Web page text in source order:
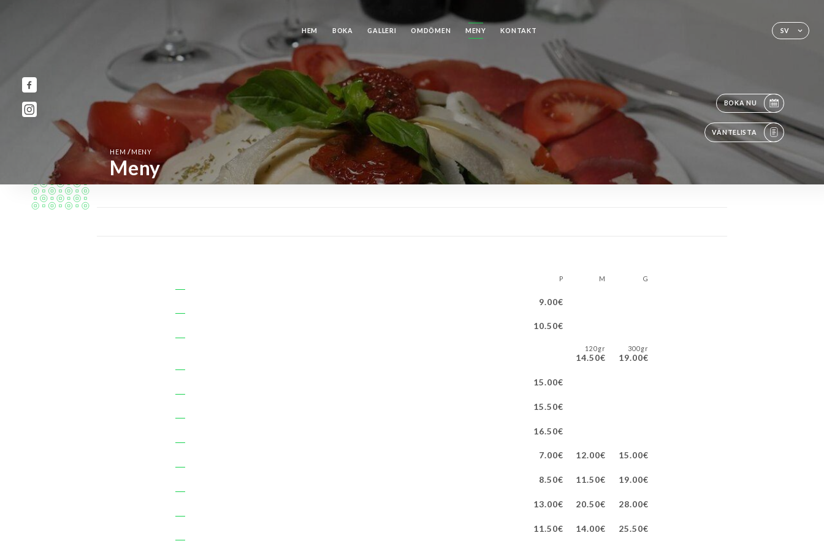
SV
HEM BOKA GALLERI OMDÖMEN MENY KONTAKT
BOKA NU
VÄNTELISTA
HEM/ MENY
Meny
P M G
9.00€
10.50€
120gr
14.50€
300gr
19.00€
15.00€
15.50€
16.50€
7.00€ 12.00€ 15.00€
8.50€ 11.50€ 19.00€
13.00€ 20.50€ 28.00€
11.50€ 14.00€ 25.50€